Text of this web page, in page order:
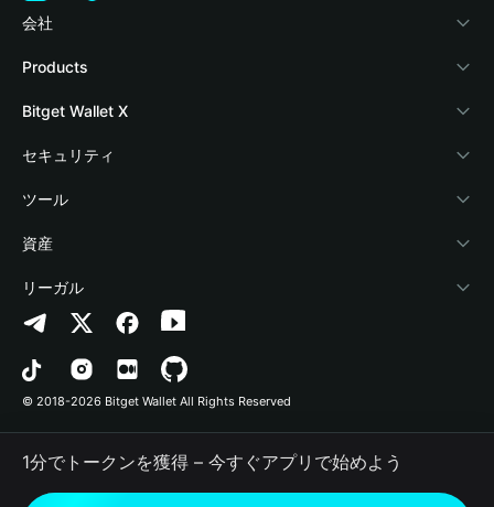
会社
Bitget Walletについて
ブログ
アカデミー
暗号資産ニュース
Help Center
お問い合わせ
ブランドリソース
キャリア
Products
Crypto Card
Stablecoin Earn
Payfi Crypto
Crypto Swap API
Altcoin Season Index
Prediction Markets
DApp
RWA
Bitget Wallet X
デベロッパー
ウォレットを接続
Bitget Wallet Pay
プロジェクトを掲載
セキュリティ
保護基金
セキュリティ技術
ツール
暗号資産を購入
認証検出
コントラクト検出
一括送金
資産
Arbitrum
Avalanche
Bitcoin
Polygon
リーガル
プライバシーポリシー
利用規約
© 2018-2026 Bitget Wallet All Rights Reserved
1分でトークンを獲得 – 今すぐアプリで始めよう